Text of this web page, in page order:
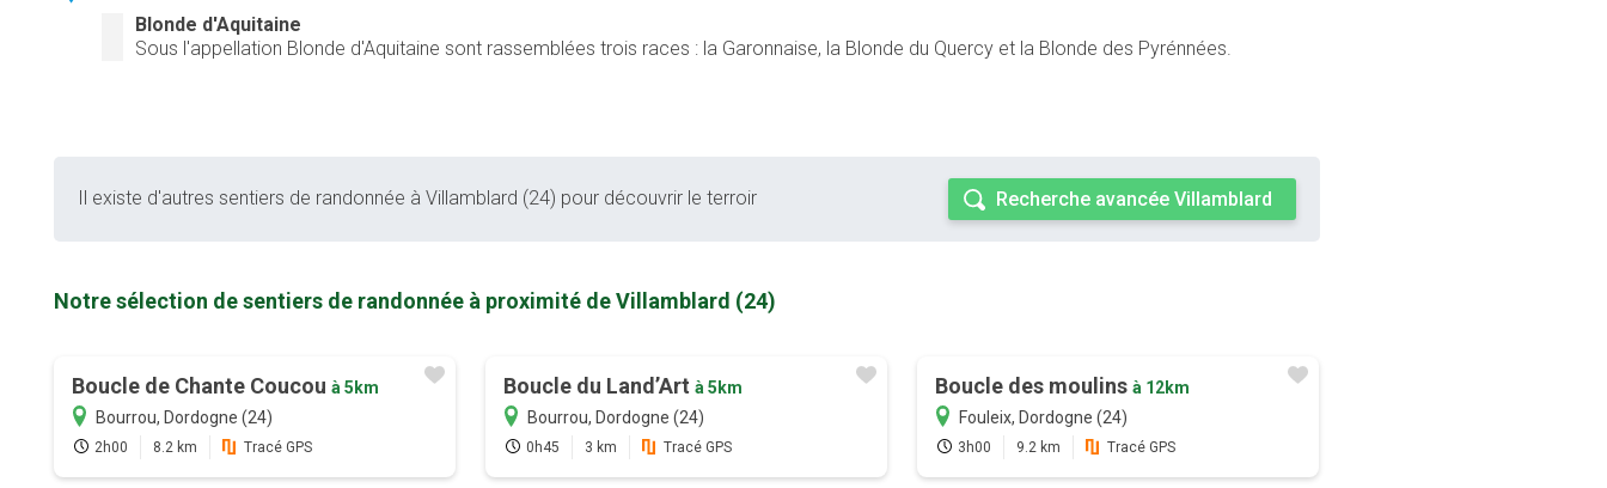
Blonde d'Aquitaine
Sous l'appellation Blonde d'Aquitaine sont rassemblées trois races : la Garonnaise, la Blonde du Quercy et la Blonde des Pyrénnées.
Il existe d'autres sentiers de randonnée à Villamblard (24) pour découvrir le terroir Recherche avancée Villamblard
Notre sélection de sentiers de randonnée à proximité de Villamblard (24)
Boucle de Chante Coucou à 5km
Bourrou, Dordogne (24)
2h00 8.2 km Tracé GPS
Boucle du Land’Art à 5km
Bourrou, Dordogne (24)
0h45 3 km Tracé GPS
Boucle des moulins à 12km
Fouleix, Dordogne (24)
3h00 9.2 km Tracé GPS